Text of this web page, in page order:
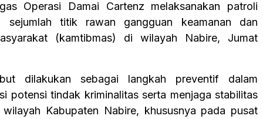
Operasi Damai Cartenz melaksanakan patroli
sejumlah titik rawan gangguan keamanan dan
(kamtibmas) di wilayah Nabire, Jumat
dilakukan sebagai langkah preventif dalam
potensi tindak kriminalitas serta menjaga stabilitas
Kabupaten Nabire, khususnya pada pusat